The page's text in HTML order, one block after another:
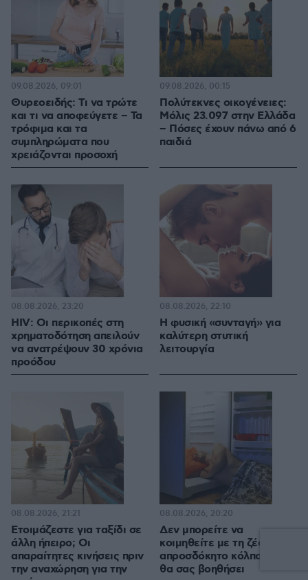
Θυρεοειδής: Τι να τρώτε
και τι να αποφεύγετε – Τα
τρόφιμα και τα
συμπληρώματα που
χρειάζονται προσοχή
09.08.2026, 09:01
Πολύτεκνες οικογένειες:
Μόλις 23.097 στην Ελλάδα
– Πόσες έχουν πάνω από 6
παιδιά
09.08.2026, 00:15
HIV: Οι περικοπές στη
χρηματοδότηση απειλούν
να ανατρέψουν 30 χρόνια
προόδου
08.08.2026, 23:20
Η φυσική «συνταγή» για
καλύτερη στυτική
λειτουργία
08.08.2026, 22:10
Ετοιμάζεστε για ταξίδι σε
άλλη ήπειρο; Οι
απαραίτητες κινήσεις πριν
την αναχώρηση για την
08.08.2026, 21:21
Δεν μπορείτε να
κοιμηθείτε με τη ζέστη; Το
απροσδόκητο κόλπο που
θα σας βοηθήσει
08.08.2026, 20:20